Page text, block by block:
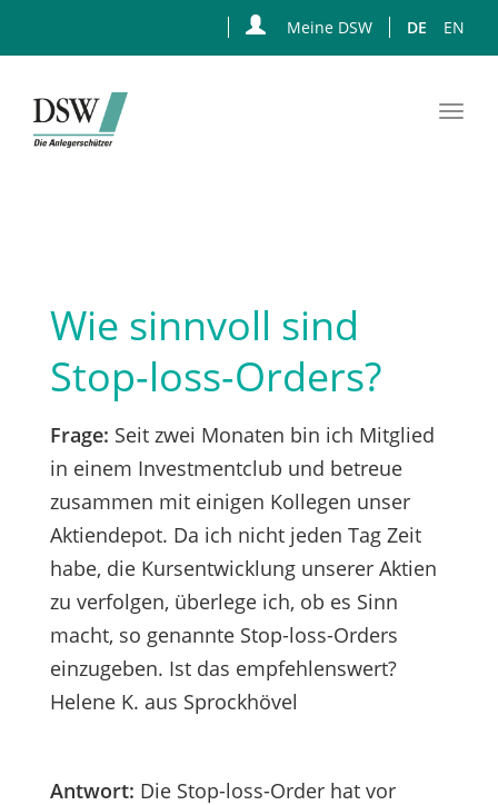
Meine DSW DE EN
Wie sinnvoll sind
Stop-loss-Orders?
Frage: Seit zwei Monaten bin ich Mitglied
in einem Investmentclub und betreue
zusammen mit einigen Kollegen unser
Aktiendepot. Da ich nicht jeden Tag Zeit
habe, die Kursentwicklung unserer Aktien
zu verfolgen, überlege ich, ob es Sinn
macht, so genannte Stop-loss-Orders
einzugeben. Ist das empfehlenswert?
Helene K. aus Sprockhövel
Antwort: Die Stop-loss-Order hat vor